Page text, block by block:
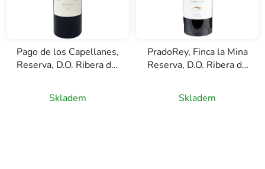
Pago de los Capellanes,
Reserva, D.O. Ribera del
0,75l
Skladem
PradoRey, Finca la Mina
Reserva, D.O. Ribera de
0,75l
Skladem